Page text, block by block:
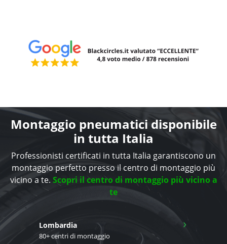
Montaggio pneumatici disponibile
in tutta Italia
Professionisti certificati in tutta Italia garantiscono un
montaggio perfetto presso il centro di montaggio più
vicino a te. Scopri il centro di montaggio più vicino a
te
Lombardia
80+ centri di montaggio
›